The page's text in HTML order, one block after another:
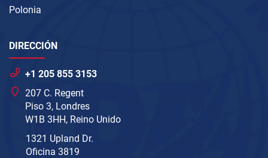
Polonia
DIRECCIÓN
+1 205 855 3153
207 C. Regent
Piso 3, Londres
W1B 3HH, Reino Unido
1321 Upland Dr.
Oficina 3819